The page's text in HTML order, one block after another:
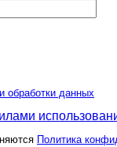
обработки данных
Политика